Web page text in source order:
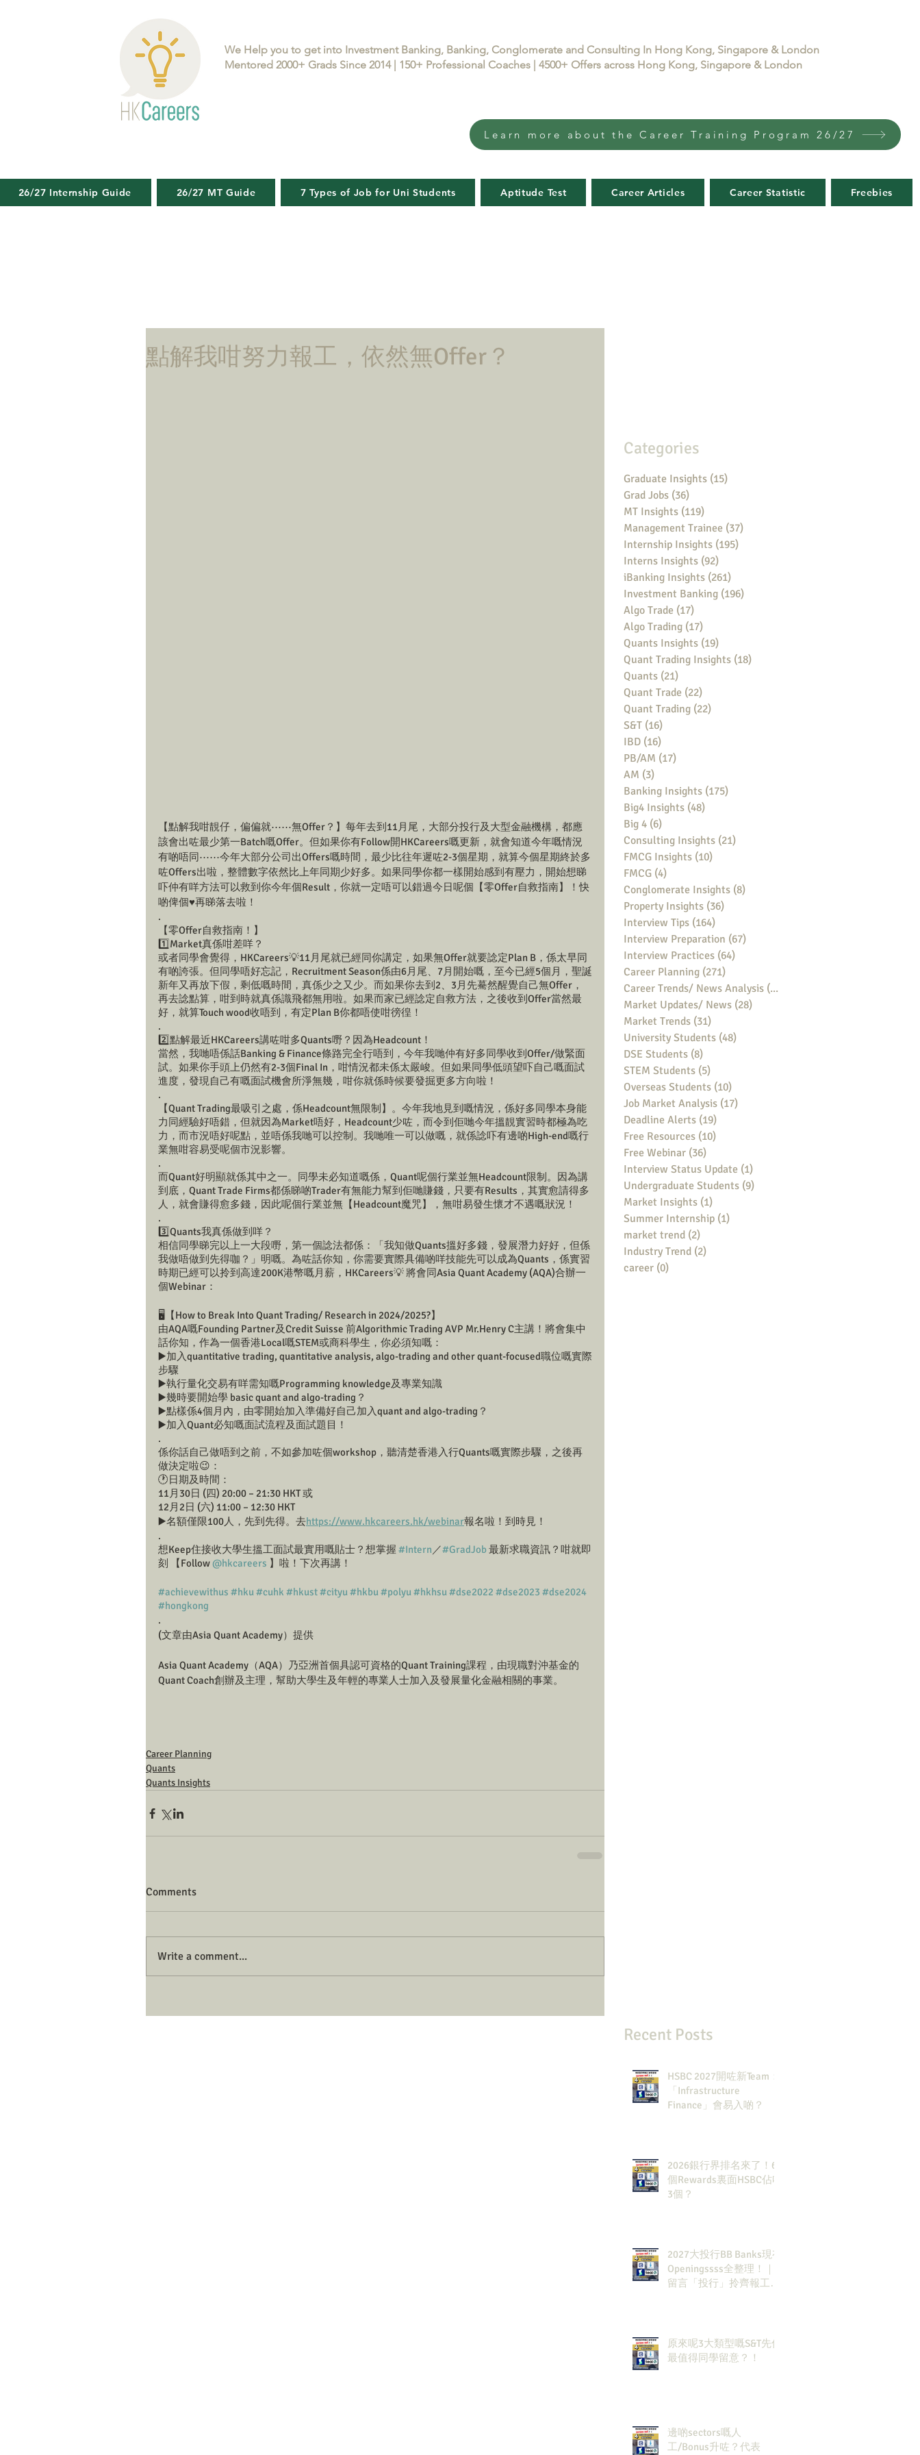
We Help you to get into Investment Banking, Banking, Conglomerate and Consulting In Hong Kong, Singapore & London
Mentored 2000+ Grads Since 2014 | 150+ Professional Coaches | 4500+ Offers across Hong Kong, Singapore & London
Learn more about the Career Training Program 26/27
26/27 Internship Guide 26/27 MT Guide 7 Types of Job for Uni Students Aptitude Test Career Articles Career Statistic Freebies
點解我咁努力報工，依然無Offer？
【點解我咁靚仔，偏偏就⋯⋯無Offer？】每年去到11月尾，大部分投行及大型金融機構，都應
該會出咗最少第一Batch嘅Offer。但如果你有Follow開HKCareers嘅更新，就會知道今年嘅情況
有啲唔同⋯⋯今年大部分公司出Offers嘅時間，最少比往年遲咗2-3個星期，就算今個星期終於多
咗Offers出啦，整體數字依然比上年同期少好多。如果同學你都一樣開始感到有壓力，開始想睇
吓仲有咩方法可以救到你今年個Result，你就一定唔可以錯過今日呢個【零Offer自救指南】！快
啲俾個♥️再睇落去啦！
.
【零Offer自救指南！】
1️⃣Market真係咁差咩？
或者同學會覺得，HKCareers💡11月尾就已經同你講定，如果無Offer就要諗定Plan B，係太早同
有啲誇張。但同學唔好忘記，Recruitment Season係由6月尾、7月開始嘅，至今已經5個月，聖誕
新年又再放下假，剩低嘅時間，真係少之又少。而如果你去到2、3月先驀然醒覺自己無Offer，
再去諗點算，咁到時就真係識飛都無用啦。如果而家已經諗定自救方法，之後收到Offer當然最
好，就算Touch wood收唔到，有定Plan B你都唔使咁徬徨！
.
2️⃣點解最近HKCareers講咗咁多Quants嘢？因為Headcount！
當然，我哋唔係話Banking & Finance條路完全行唔到，今年我哋仲有好多同學收到Offer/做緊面
試。如果你手頭上仍然有2-3個Final In，咁情況都未係太嚴峻。但如果同學低頭望吓自己嘅面試
進度，發現自己有嘅面試機會所淨無幾，咁你就係時候要發掘更多方向啦！
.
【Quant Trading最吸引之處，係Headcount無限制】。今年我地見到嘅情況，係好多同學本身能
力同經驗好唔錯，但就因為Market唔好，Headcount少咗，而令到佢哋今年搵靚實習時都極為吃
力，而市況唔好呢點，並唔係我哋可以控制。我哋唯一可以做嘅，就係諗吓有邊啲High-end嘅行
業無咁容易受呢個市況影響。
.
而Quant好明顯就係其中之一。同學未必知道嘅係，Quant呢個行業並無Headcount限制。因為講
到底，Quant Trade Firms都係睇啲Trader有無能力幫到佢哋賺錢，只要有Results，其實愈請得多
人，就會賺得愈多錢，因此呢個行業並無【Headcount魔咒】，無咁易發生懷才不遇嘅狀況！
.
3️⃣Quants我真係做到咩？
相信同學睇完以上一大段嘢，第一個諗法都係：「我知做Quants搵好多錢，發展潛力好好，但係
我做唔做到先得咖？」明嘅。為咗話你知，你需要實際具備啲咩技能先可以成為Quants，係實習
時期已經可以拎到高達200K港幣嘅月薪，HKCareers💡 將會同Asia Quant Academy (AQA)合辦一
個Webinar：
🖥【How to Break Into Quant Trading/ Research in 2024/2025?】
由AQA嘅Founding Partner及Credit Suisse 前Algorithmic Trading AVP Mr.Henry C主講！將會集中
話你知，作為一個香港Local嘅STEM或商科學生，你必須知嘅：
▶️加入quantitative trading, quantitative analysis, algo-trading and other quant-focused職位嘅實際
步驟
▶️執行量化交易有咩需知嘅Programming knowledge及專業知識
▶️幾時要開始學 basic quant and algo-trading？
▶️點樣係4個月內，由零開始加入準備好自己加入quant and algo-trading？
▶️加入Quant必知嘅面試流程及面試題目！
.
係你話自己做唔到之前，不如參加咗個workshop，聽清楚香港入行Quants嘅實際步驟，之後再
做決定啦😉：
🕐日期及時間：
11月30日 (四) 20:00 – 21:30 HKT 或
12月2日 (六) 11:00 – 12:30 HKT
▶️名額僅限100人，先到先得。去https://www.hkcareers.hk/webinar報名啦！到時見！
.
想Keep住接收大學生搵工面試最實用嘅貼士？想掌握 #Intern ／#GradJob 最新求職資訊？咁就即
刻 【Follow @hkcareers 】啦！下次再講！
#achievewithus #hku#cuhk #hkust#cityu#hkbu#polyu#hkhsu#dse2022 #dse2023 #dse2024
#hongkong
.
(文章由Asia Quant Academy）提供
Asia Quant Academy（AQA）乃亞洲首個具認可資格的Quant Training課程，由現職對沖基金的
Quant Coach創辦及主理，幫助大學生及年輕的專業人士加入及發展量化金融相關的事業。
Career Planning
Quants
Quants Insights
Comments
Write a comment...
Categories
Graduate Insights (15)
Grad Jobs (36)
MT Insights (119)
Management Trainee (37)
Internship Insights (195)
Interns Insights (92)
iBanking Insights (261)
Investment Banking (196)
Algo Trade (17)
Algo Trading (17)
Quants Insights (19)
Quant Trading Insights (18)
Quants (21)
Quant Trade (22)
Quant Trading (22)
S&T (16)
IBD (16)
PB/AM (17)
AM (3)
Banking Insights (175)
Big4 Insights (48)
Big 4 (6)
Consulting Insights (21)
FMCG Insights (10)
FMCG (4)
Conglomerate Insights (8)
Property Insights (36)
Interview Tips (164)
Interview Preparation (67)
Interview Practices (64)
Career Planning (271)
Career Trends/ News Analysis (148)
Market Updates/ News (28)
Market Trends (31)
University Students (48)
DSE Students (8)
STEM Students (5)
Overseas Students (10)
Job Market Analysis (17)
Deadline Alerts (19)
Free Resources (10)
Free Webinar (36)
Interview Status Update (1)
Undergraduate Students (9)
Market Insights (1)
Summer Internship (1)
market trend (2)
Industry Trend (2)
career (0)
Recent Posts
HSBC 2027開咗新Team：
「Infrastructure
Finance」會易入啲？
2026銀行界排名來了！6
個Rewards裏面HSBC佔咗
3個？
2027大投行BB Banks現有
Openingssss全整理！｜
留言「投行」拎齊報工
原來呢3大類型嘅S&T先係
最值得同學留意？！
邊啲sectors嘅人
工/Bonus升咗？代表